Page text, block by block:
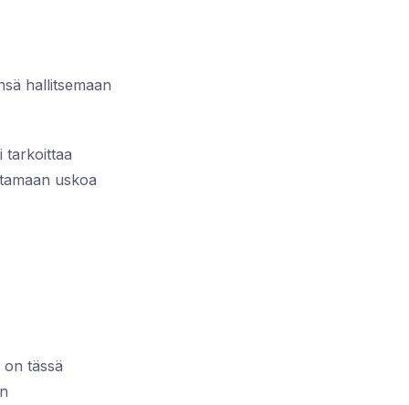
hallitsemaan
tarkoittaa
uskoa
tässä